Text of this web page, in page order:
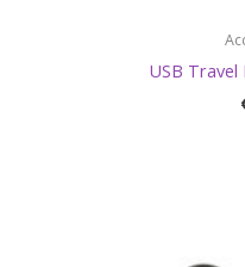
USB Travel